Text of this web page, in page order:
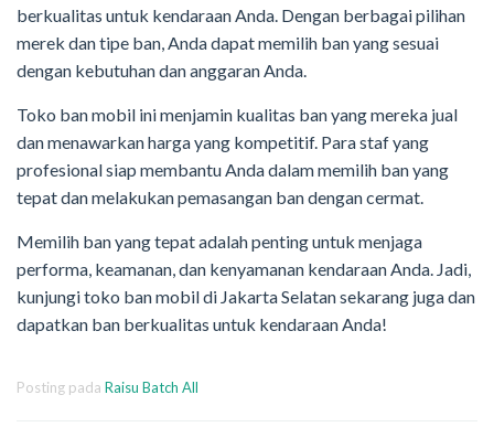
berkualitas untuk kendaraan Anda. Dengan berbagai pilihan
merek dan tipe ban, Anda dapat memilih ban yang sesuai
dengan kebutuhan dan anggaran Anda.
Toko ban mobil ini menjamin kualitas ban yang mereka jual
dan menawarkan harga yang kompetitif. Para staf yang
profesional siap membantu Anda dalam memilih ban yang
tepat dan melakukan pemasangan ban dengan cermat.
Memilih ban yang tepat adalah penting untuk menjaga
performa, keamanan, dan kenyamanan kendaraan Anda. Jadi,
kunjungi toko ban mobil di Jakarta Selatan sekarang juga dan
dapatkan ban berkualitas untuk kendaraan Anda!
Posting pada Raisu Batch All